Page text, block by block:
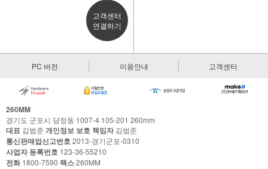
고객센터
연결하기
PC 버전 이용안내 고객센터
260MM
경기도 군포시 당정동 1007-4 105-201 260mm
대표 김범준 개인정보 보호 책임자김범준
통신판매업신고번호2013-경기군포-0310
사업자 등록번호 123-36-55210
전화1800-7590 팩스260MM